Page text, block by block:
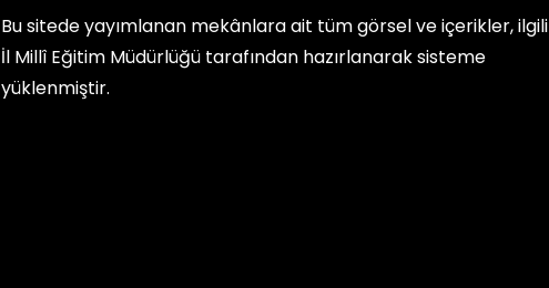
Bu sitede yayımlanan mekânlara ait tüm görsel ve içerikler, ilgili
İl Millî Eğitim Müdürlüğütarafından hazırlanarak sisteme
yüklenmiştir.